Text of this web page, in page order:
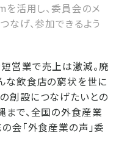
活用し、委員会のメ
げ、参加できるよう
営業で売上は激減。廃
な飲食店の窮状を世に
創設につなげたいとの
まで、全国の外食産業
会「外食産業の声」委